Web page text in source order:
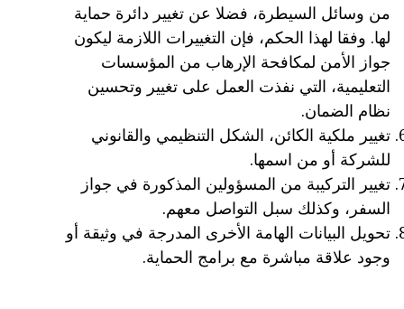
من وسائل السيطرة، فضلا عن تغيير دائرة حماية
لها. وفقا لهذا الحكم، فإن التغييرات اللازمة ليكون
جواز الأمن لمكافحة الإرهاب من المؤسسات
التعليمية، التي نفذت العمل على تغيير وتحسين
نظام الضمان.
تغيير ملكية الكائن، الشكل التنظيمي والقانوني
للشركة أو من اسمها.
تغيير التركيبة من المسؤولين المذكورة في جواز
السفر، وكذلك سبل التواصل معهم.
تحويل البيانات الهامة الأخرى المدرجة في وثيقة أو
وجود علاقة مباشرة مع برامج الحماية.